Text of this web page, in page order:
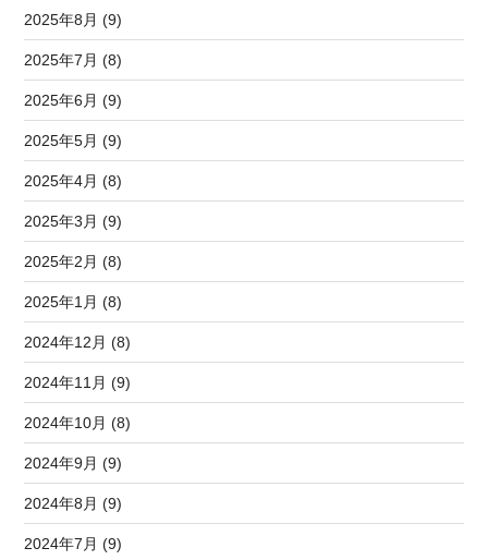
2025年8月 (9)
2025年7月 (8)
2025年6月 (9)
2025年5月 (9)
2025年4月 (8)
2025年3月 (9)
2025年2月 (8)
2025年1月 (8)
2024年12月 (8)
2024年11月 (9)
2024年10月 (8)
2024年9月 (9)
2024年8月 (9)
2024年7月 (9)